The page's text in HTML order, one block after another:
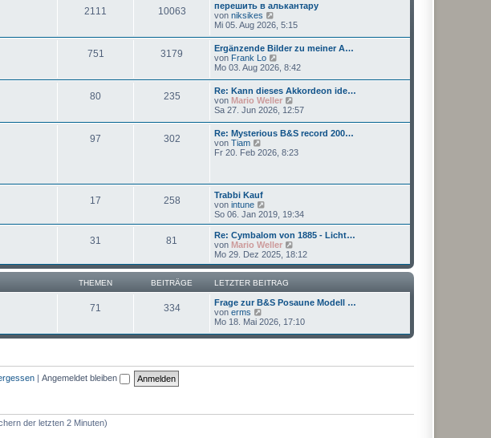
B
i
t
r
g
s
t
e
r
B
i
t
a
g
2111 10063
перешить в алькантару
von niksikes
e
e
s
t
e
r
B
e
i
t
r
a
g
Mi 05. Aug 2026, 5:15
751 3179
Ergänzende Bilder zu meiner A…
von Frank Lo
e
s
t
e
r
B
i
a
Mo 03. Aug 2026, 8:42
80 235
Re: Kann dieses Akkordeon ide…
von Mario Weller
e
e
s
t
e
e
r
a
g
Sa 27. Jun 2026, 12:57
97 302
Re: Mysterious B&S record 200…
von Tiam
e
t
e
r
B
i
t
r
a
Fr 20. Feb 2026, 8:23
17 258
Trabbi Kauf
von intune
e
u
e
s
t
r
B
e
i
r
g
So 06. Jan 2019, 19:34
31 81
Re: Cymbalom von 1885 - Licht…
von Mario Weller
e
u
e
t
e
B
i
a
Mo 29. Dez 2025, 18:12
THEMEN BEITRÄGE LETZTER BEITRAG
71 334
Frage zur B&S Posaune Modell …
von erms
e
e
e
t
Mo 18. Mai 2026, 17:10
| Angemeldet bleiben
der letzten 2 Minuten)